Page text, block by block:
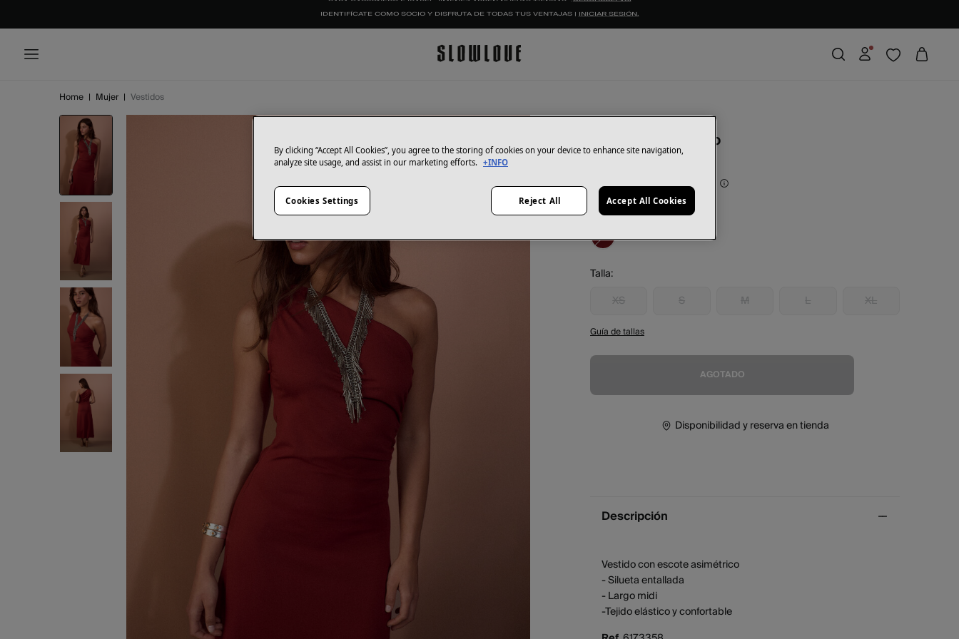
IDENTIFÍCATE COMO SOCIO Y DISFRUTA DE TODAS TUS VENTAJAS | INICIAR SESIÓN.
Home | Mujer | Vestidos
Slowlove
Vestido asimétrico
69,99 €Ahorras50,00 €
Color:Vino
Talla:
XS
S M L XL
Guía de tallas
AGOTADO
Disponibilidad y reserva en tienda
Descripción
Vestido con escote asimétrico
- Silueta entallada
- Largo midi
-Tejido elástico y confortable
By clicking “Accept All Cookies”, you agree to the storing of cookies on your device to enhance site navigation,
analyze site usage, and assist in our marketing efforts. +INFO
Cookies Settings Reject All Accept All Cookies